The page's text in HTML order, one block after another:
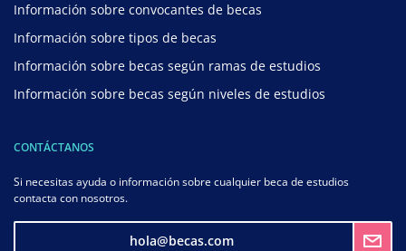
Información sobre convocantes de becas
Información sobre tipos de becas
Información sobre becas según ramas de estudios
Información sobre becas según niveles de estudios
CONTÁCTANOS
Si necesitas ayuda o información sobre cualquier beca de estudios
contacta con nosotros.
hola@becas.com